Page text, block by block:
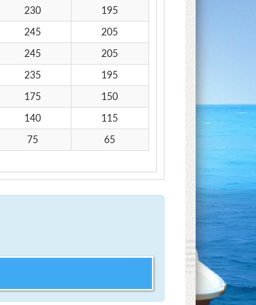
230
195
245
205
245
205
235
195
175
150
140
115
75 65